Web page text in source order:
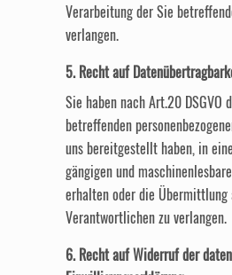
Verarbeitung der Sie
verlangen.
5. Recht auf
Sie haben nach Art.20 DSGVO
betreffenden
uns bereitgestellt haben, in
gängigen und
erhalten oder die Übermittlung
Verantwortlichen zu verlangen.
6. Recht auf Widerruf der